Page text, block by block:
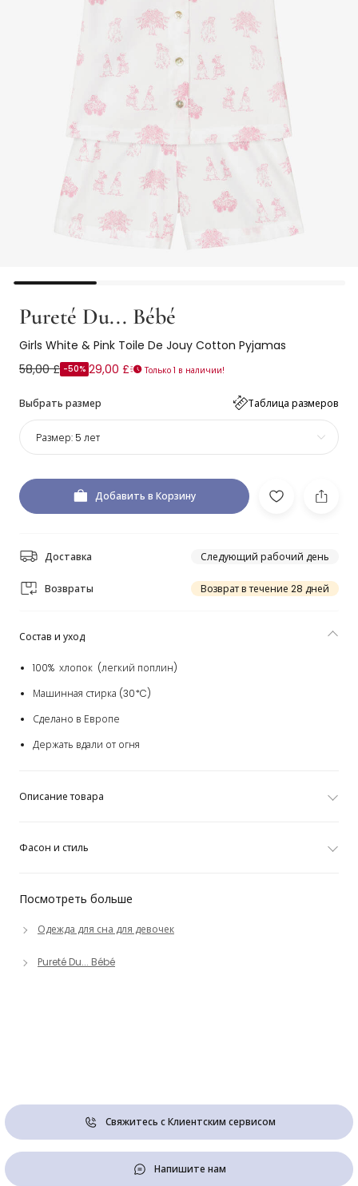
Pureté Du... Bébé
Girls White & Pink Toile De Jouy Cotton Pyjamas
58,00 £ -50% 29,00 £ Только 1 в наличии!
Выбрать размер Таблица размеров
Размер: 5 лет
Добавить в Корзину
Доставка Следующий рабочий день
Возвраты Возврат в течение 28 дней
Посмотреть больше
Одежда для сна для девочек
Pureté Du... Bébé
Состав и уход
100% хлопок (легкий поплин)
Машинная стирка (30*C)
Сделано в Европе
Держать вдали от огня
Описание товара
Фасон и стиль
Свяжитесь с Клиентским сервисом
Напишите нам